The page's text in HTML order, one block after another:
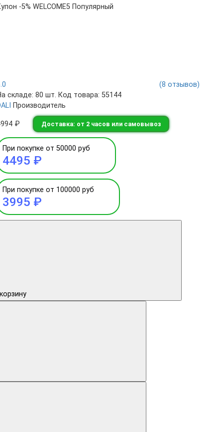
-5% WELCOME5 Популярный
(8 отзывов)
складе: 80 шт. Код товара: 55144
Производитель
₽ Доставка: от 2 часов или самовывоз
При покупке от 50000 руб
4495 ₽
При покупке от 100000 руб
3995 ₽